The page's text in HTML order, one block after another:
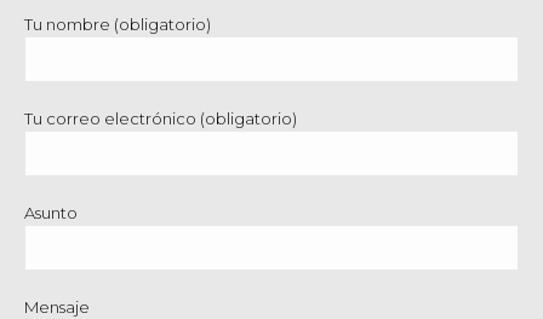
Tu nombre (obligatorio)
Tu correo electrónico (obligatorio)
Asunto
Mensaje